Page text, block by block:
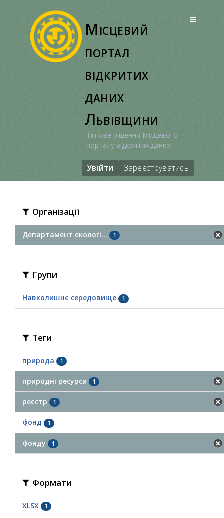
Місцевий
портал
відкритих
даних
Львівщини
Типове рішення Місцевого
порталу відкритих даних
Увійти Зареєструватись
Організації
Департамент екологі... 1
Групи
Навколишнє середовище 1
Теги
природа 1
природні ресурси 1
реєстр 1
фонд 1
фонду 1
Формати
XLSX 1